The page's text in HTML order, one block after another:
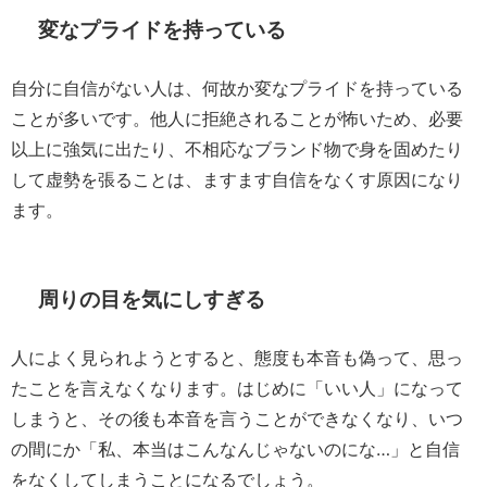
変なプライドを持っている
自分に自信がない人は、何故か変なプライドを持っている
ことが多いです。他人に拒絶されることが怖いため、必要
以上に強気に出たり、不相応なブランド物で身を固めたり
して虚勢を張ることは、ますます自信をなくす原因になり
ます。
周りの目を気にしすぎる
人によく見られようとすると、態度も本音も偽って、思っ
たことを言えなくなります。はじめに「いい人」になって
しまうと、その後も本音を言うことができなくなり、いつ
の間にか「私、本当はこんなんじゃないのにな…」と自信
をなくしてしまうことになるでしょう。